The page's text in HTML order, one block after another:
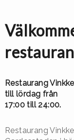
Restaurang
till lördag från
17:00 till 24:00.
Restaurang